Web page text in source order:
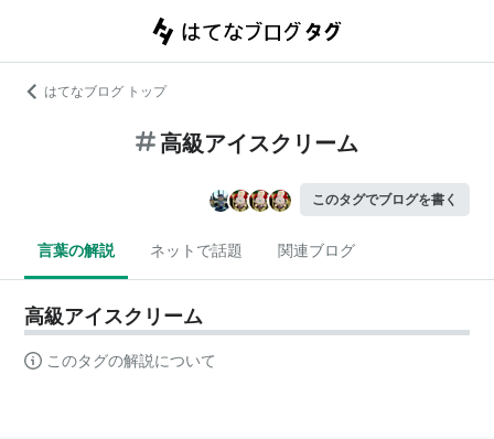
はてなブログ トップ
高級アイスクリーム
このタグでブログを書く
言葉の解説 ネットで話題 関連ブログ
高級アイスクリーム
このタグの解説について